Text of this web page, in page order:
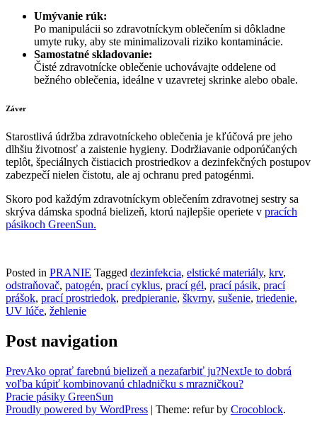
Umývanie rúk:
Po manipulácii so zdravotníckym oblečením si dôkladne
umyte ruky, aby ste minimalizovali riziko kontaminácie.
Samostatné skladovanie:
Čisté zdravotnícke oblečenie uchovávajte oddelene od
bežného oblečenia, ideálne v uzavretej skrinke alebo obale.
Záver
Starostlivá údržba zdravotníckeho oblečenia je kľúčová pre jeho
dlhšiu životnosť a zaistenie hygieny. Dodržiavanie odporúčaných
teplôt, špeciálnych čistiacich prostriedkov a dezinfekčných postupov
zabezpečí nielen čistotu, ale aj ochranu pred patogénmi.
Skoro pod každým zdravotníckym oblečením zdravotnej sestry sa
skrýva dámska spodná bielizeň, ktorú najlepšie operiete v pracích
pásikoch GreenSun.
Posted in PRANIE Tagged dezinfekcia, elstické materiály, krv,
odstraňovač, patogén, prací cyklus, prací gél, prací pásik, prací
prášok, prací prostriedok, predpieranie, škvrny, sušenie, triedenie,
UV lúče, žehlenie
Post navigation
PrevAko oprať farebnú bielizeň a nezafarbiť ju?NextJe to dobrá
voľba kúpiť kombinovanú chladničku s mrazničkou?
Pracie pásiky GreenSun
Proudly powered by WordPress | Theme: refur by Crocoblock.